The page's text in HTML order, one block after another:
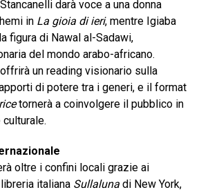
darà voce a una donna
in La gioia di ieri, mentre Igiaba
figura di Nawal al-Sadawi,
del mondo arabo-africano.
un reading visionario sulla
di potere tra i generi, e il format
tornerà a coinvolgere il pubblico in
culturale.
oltre i confini locali grazie ai
italiana Sullalunadi New York,